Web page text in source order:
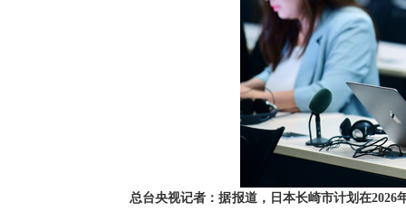
总台央视记者：据报道，日本长崎市计划在